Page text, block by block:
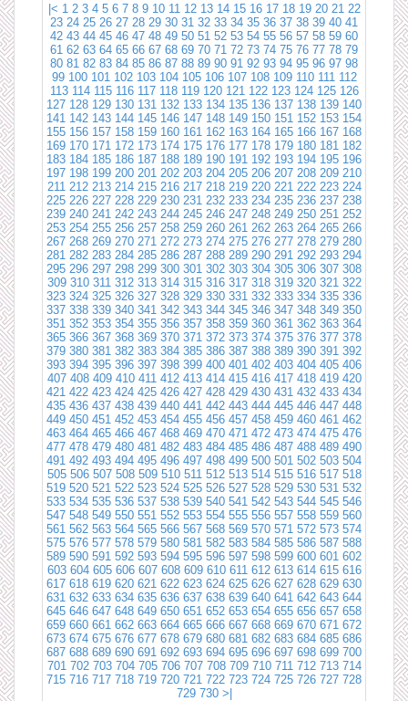
|< 1 2 3 4 5 6 7 8 9 10 11 12 13 14 15 16 17 18 19 20 21 22
23 24 25 26 27 28 29 30 31 32 33 34 35 36 37 38 39 40 41
42 43 44 45 46 47 48 49 50 51 52 53 54 55 56 57 58 59 60
61 62 63 64 65 66 67 68 69 70 71 72 73 74 75 76 77 78 79
80 81 82 83 84 85 86 87 88 89 90 91 92 93 94 95 96 97 98
99 100 101 102 103 104 105 106 107 108 109 110 111 112
113 114 115 116 117 118 119 120 121 122 123 124 125 126
127 128 129 130 131 132 133 134 135 136 137 138 139 140
141 142 143 144 145 146 147 148 149 150 151 152 153 154
155 156 157 158 159 160 161 162 163 164 165 166 167 168
169 170 171 172 173 174 175 176 177 178 179 180 181 182
183 184 185 186 187 188 189 190 191 192 193 194 195 196
197 198 199 200 201 202 203 204 205 206 207 208 209 210
211 212 213 214 215 216 217 218 219 220 221 222 223 224
225 226 227 228 229 230 231 232 233 234 235 236 237 238
239 240 241 242 243 244 245 246 247 248 249 250 251 252
253 254 255 256 257 258 259 260 261 262 263 264 265 266
267 268 269 270 271 272 273 274 275 276 277 278 279 280
281 282 283 284 285 286 287 288 289 290 291 292 293 294
295 296 297 298 299 300 301 302 303 304 305 306 307 308
309 310 311 312 313 314 315 316 317 318 319 320 321 322
323 324 325 326 327 328 329 330 331 332 333 334 335 336
337 338 339 340 341 342 343 344 345 346 347 348 349 350
351 352 353 354 355 356 357 358 359 360 361 362 363 364
365 366 367 368 369 370 371 372 373 374 375 376 377 378
379 380 381 382 383 384 385 386 387 388 389 390 391 392
393 394 395 396 397 398 399 400 401 402 403 404 405 406
407 408 409 410 411 412 413 414 415 416 417 418 419 420
421 422 423 424 425 426 427 428 429 430 431 432 433 434
435 436 437 438 439 440 441 442 443 444 445 446 447 448
449 450 451 452 453 454 455 456 457 458 459 460 461 462
463 464 465 466 467 468 469 470 471 472 473 474 475 476
477 478 479 480 481 482 483 484 485 486 487 488 489 490
491 492 493 494 495 496 497 498 499 500 501 502 503 504
505 506 507 508 509 510 511 512 513 514 515 516 517 518
519 520 521 522 523 524 525 526 527 528 529 530 531 532
533 534 535 536 537 538 539 540 541 542 543 544 545 546
547 548 549 550 551 552 553 554 555 556 557 558 559 560
561 562 563 564 565 566 567 568 569 570 571 572 573 574
575 576 577 578 579 580 581 582 583 584 585 586 587 588
589 590 591 592 593 594 595 596 597 598 599 600 601 602
603 604 605 606 607 608 609 610 611 612 613 614 615 616
617 618 619 620 621 622 623 624 625 626 627 628 629 630
631 632 633 634 635 636 637 638 639 640 641 642 643 644
645 646 647 648 649 650 651 652 653 654 655 656 657 658
659 660 661 662 663 664 665 666 667 668 669 670 671 672
673 674 675 676 677 678 679 680 681 682 683 684 685 686
687 688 689 690 691 692 693 694 695 696 697 698 699 700
701 702 703 704 705 706 707 708 709 710 711 712 713 714
715 716 717 718 719 720 721 722 723 724 725 726 727 728
729 730 >|